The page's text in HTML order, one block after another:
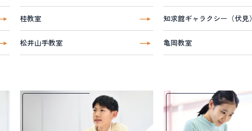
桂教室 知求館ギャラクシー（伏見）
松井山手教室 亀岡教室